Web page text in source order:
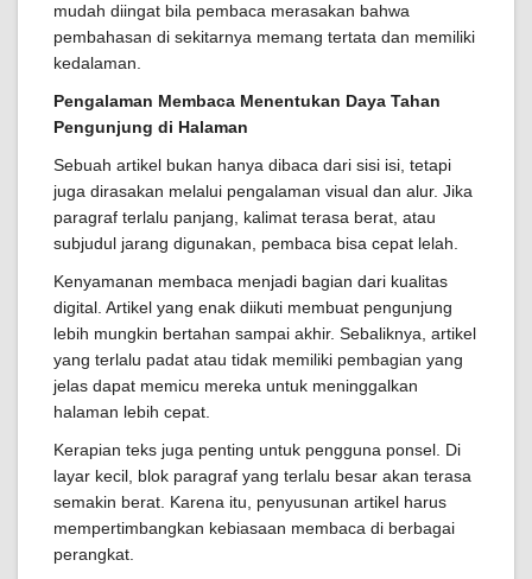
mudah diingat bila pembaca merasakan bahwa
pembahasan di sekitarnya memang tertata dan memiliki
kedalaman.
Pengalaman Membaca Menentukan Daya Tahan
Pengunjung di Halaman
Sebuah artikel bukan hanya dibaca dari sisi isi, tetapi
juga dirasakan melalui pengalaman visual dan alur. Jika
paragraf terlalu panjang, kalimat terasa berat, atau
subjudul jarang digunakan, pembaca bisa cepat lelah.
Kenyamanan membaca menjadi bagian dari kualitas
digital. Artikel yang enak diikuti membuat pengunjung
lebih mungkin bertahan sampai akhir. Sebaliknya, artikel
yang terlalu padat atau tidak memiliki pembagian yang
jelas dapat memicu mereka untuk meninggalkan
halaman lebih cepat.
Kerapian teks juga penting untuk pengguna ponsel. Di
layar kecil, blok paragraf yang terlalu besar akan terasa
semakin berat. Karena itu, penyusunan artikel harus
mempertimbangkan kebiasaan membaca di berbagai
perangkat.